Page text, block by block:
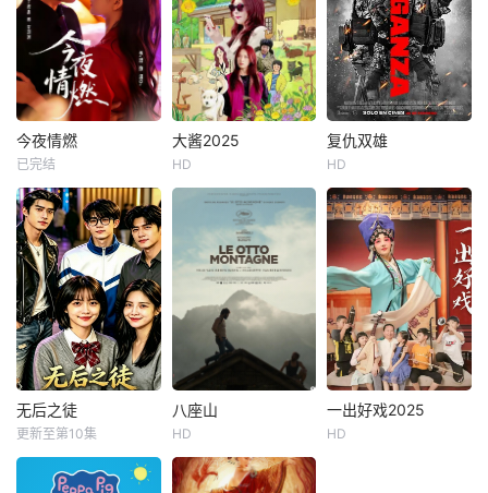
争，通过创新实践
实现本土设计理念
突破的故事。
欢你，哲学和生物
学意义上的喜欢。”
那个夜晚，他脸颊
微热，还听见自己
加速的心跳声……
排、勘查等传统刑
侦手段，接连破获
数起重案要案的艰
难过程。案件设计
采用 “积案牵现案”
模式，以粗粝的90
年代
今夜情燃
所有人都说，贺知
洲娶温宁只为钱。
包括温宁自己。直
到父亲入狱、她被
迫陪酒，他却暗中
翻案；直到她怀孕
出走，他挨了刀子
也不放手；直到婚
礼上，他坦白高中
开始就爱她——原
来那些冷漠的岁月
十年的沉默守护。
今夜情燃
已完结
大酱2025
柳顺雄
甩开警察疲惫的口
齿伶俐的妖术师珍
妮，逃跑逃跑后到
达的地方是……连G
PS都放弃的江村
“龙头骨”！在那里
听到的难得的鱼
饵！“有长生不老
药？名字是……
千！年！三！周！”
方是一家散发着大
大酱2025
HD
复仇双雄
亚利桑德罗·斯佩特泽尔
葆拉·努涅斯
故事围绕墨西哥特
种部队精英卡洛斯
（绰号“公牛”）展
开，他在一次任务
中成功抓获了犯罪
集团头目，却因此
遭到报复，妻子在
他面前被残忍杀
害，自己也沦为通
复仇双雄
HD
无后之徒
无后之徒
更新至第10集
八座山
亚历桑德罗·博尔吉
八座山
HD
一出好戏2025
HD